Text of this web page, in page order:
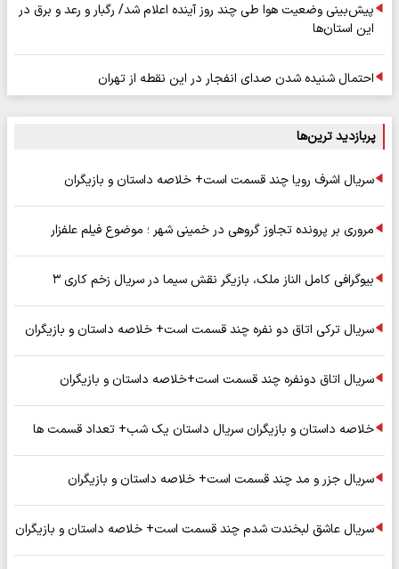
پیش‌بینی وضعیت هوا طی چند روز آینده اعلام شد/ رگبار و رعد و برق در
این استان‌ها
احتمال شنیده شدن صدای انفجار در این نقطه از تهران
پربازدید ترین‌ها
سریال اشرف رویا چند قسمت است+ خلاصه داستان و بازیگران
مروری بر پرونده تجاوز گروهی در خمینی شهر ؛ موضوع فیلم علفزار
بیوگرافی کامل الناز ملک، بازیگر نقش سیما در سریال زخم کاری ۳
سریال ترکی اتاق دو نفره چند قسمت است+ خلاصه داستان و بازیگران
سریال اتاق دونفره چند قسمت است+خلاصه داستان و بازیگران
خلاصه داستان و بازیگران سریال داستان یک شب+ تعداد قسمت ها
سریال جزر و مد چند قسمت است+ خلاصه داستان و بازیگران
سریال عاشق لبخندت شدم چند قسمت است+ خلاصه داستان و بازیگران